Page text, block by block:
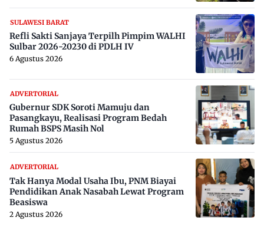
SULAWESI BARAT
Refli Sakti Sanjaya Terpilh Pimpim WALHI
Sulbar 2026-20230 di PDLH IV
6 Agustus 2026
ADVERTORIAL
Gubernur SDK Soroti Mamuju dan
Pasangkayu, Realisasi Program Bedah
Rumah BSPS Masih Nol
5 Agustus 2026
ADVERTORIAL
Tak Hanya Modal Usaha Ibu, PNM Biayai
Pendidikan Anak Nasabah Lewat Program
Beasiswa
2 Agustus 2026